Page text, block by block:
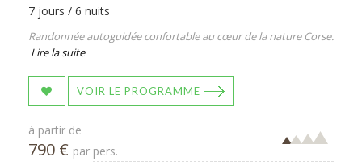
7 jours / 6 nuits
Randonnée autoguidée confortable au cœur de la nature Corse.
Lire la suite
VOIR LE PROGRAMME
à partir de
790 € par pers.